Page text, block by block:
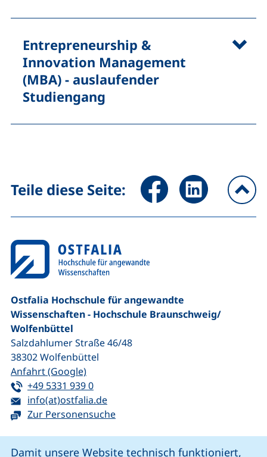
Damit unsere Website technisch funktioniert,
Entrepreneurship &
Innovation Management
(MBA) - auslaufender
Studiengang
Teile diese Seite: Seite über Facebook teilen
Seite über
Ostfalia Hochschule für angewandte
Wissenschaften - Hochschule Braunschweig/​
Wolfenbüttel
Salzdahlumer Straße 46/48
38302Wolfenbüttel
Anfahrt (Google)(externer Link, öffnet neues Fenster)
Tel:
+49 5331 939 0(startet einen Telefonanruf, wenn Ihr
E-Mail:
info(at)ostfalia.de(öffnet Ihr E-Mail-Programm)
Zur Personensuche